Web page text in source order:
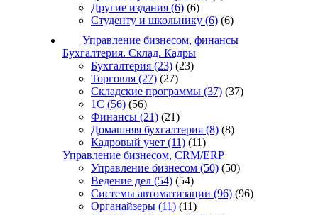
Другие издания (6) (6)
Студенту и школьнику (6) (6)
Управление бизнесом, финансы
Бухгалтерия. Склад. Кадры
Бухгалтерия (23) (23)
Торговля (27) (27)
Складские программы (37) (37)
1С (56) (56)
Финансы (21) (21)
Домашняя бухгалтерия (8) (8)
Кадровый учет (11) (11)
Управление бизнесом, CRM/ERP
Управление бизнесом (50) (50)
Ведение дел (54) (54)
Системы автоматизации (96) (96)
Органайзеры (11) (11)